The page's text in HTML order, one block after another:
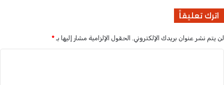
ة
ل
ت
ح
اترك تعليقاً
لن يتم نشر عنوان بريدك الإلكتروني. الحقول الإلزامية مشار إليها بـ *